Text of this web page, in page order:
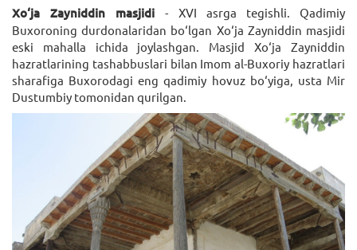
Xo‘ja Zayniddin masjidi- XVI asrga tegishli. Qadimiy
Buxoroning durdonalaridan bo‘lgan Xo‘ja Zayniddin masjidi
eski mahalla ichida joylashgan. Masjid Xo‘ja Zayniddin
hazratlarining tashabbuslari bilan Imom al-Buxoriy hazratlari
sharafiga Buxorodagi eng qadimiy hovuz bo‘yiga, usta Mir
Dustumbiy tomonidan qurilgan.